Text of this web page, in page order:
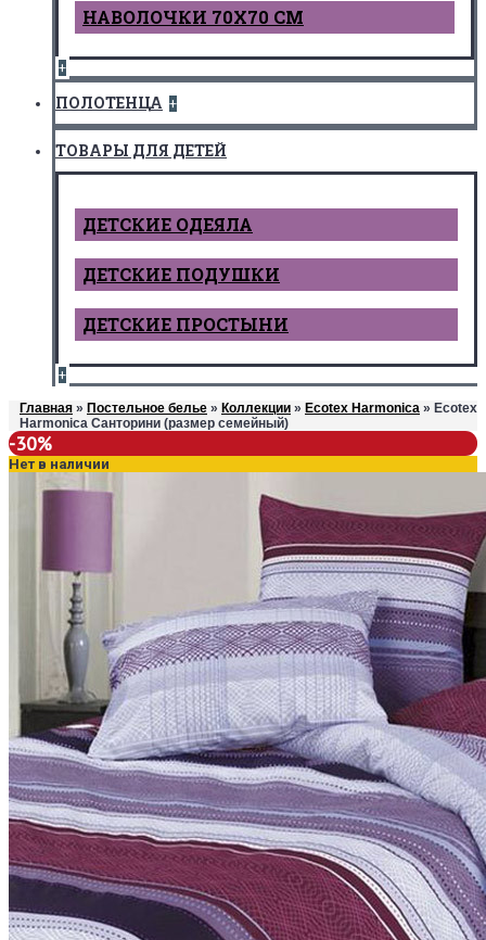
НАВОЛОЧКИ 70Х70 СМ
+
ПОЛОТЕНЦА +
ТОВАРЫ ДЛЯ ДЕТЕЙ
ДЕТCКИЕ ОДЕЯЛА
ДЕТСКИЕ ПОДУШКИ
ДЕТСКИЕ ПРОСТЫНИ
+
Главная » Постельное белье » Коллекции » Ecotex Harmonica » Ecotex
Harmonica Санторини (размер семейный)
-30%
Нет в наличии